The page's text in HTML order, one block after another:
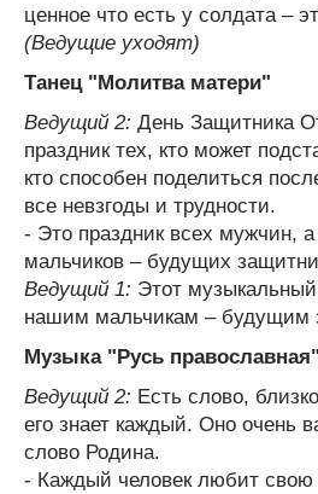
ценное что есть у солдата –
(Ведущие уходят)
Танец "Молитва матери"
Ведущий 2: День Защитника
праздник тех, кто может
кто способен поделиться
все невзгоды и трудности.
- Это праздник всех мужчин, а
мальчиков – будущих
Ведущий 1: Этот
нашим мальчикам – будущим
Музыка "Русь православная"
Ведущий 2: Есть слово,
его знает каждый. Оно очень
слово Родина.
- Каждый человек любит